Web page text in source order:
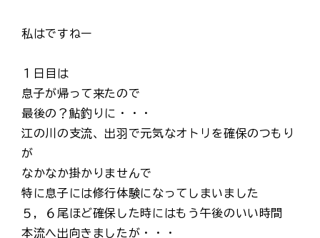
私はですねー
１日目は
息子が帰って来たので
最後の？鮎釣りに・・・
江の川の支流、出羽で元気なオトリを確保のつもり
が
なかなか掛かりませんで
特に息子には修行体験になってしまいました
５，６尾ほど確保した時にはもう午後のいい時間
本流へ出向きましたが・・・